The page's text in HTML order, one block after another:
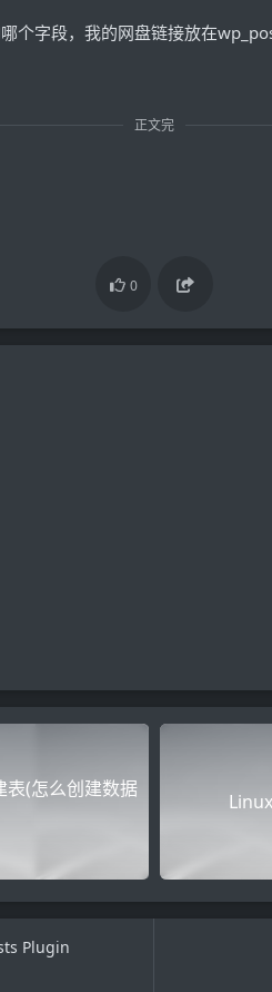
个字段，我的网盘链接放在
正文完
0
(怎么创建数据
Plugin